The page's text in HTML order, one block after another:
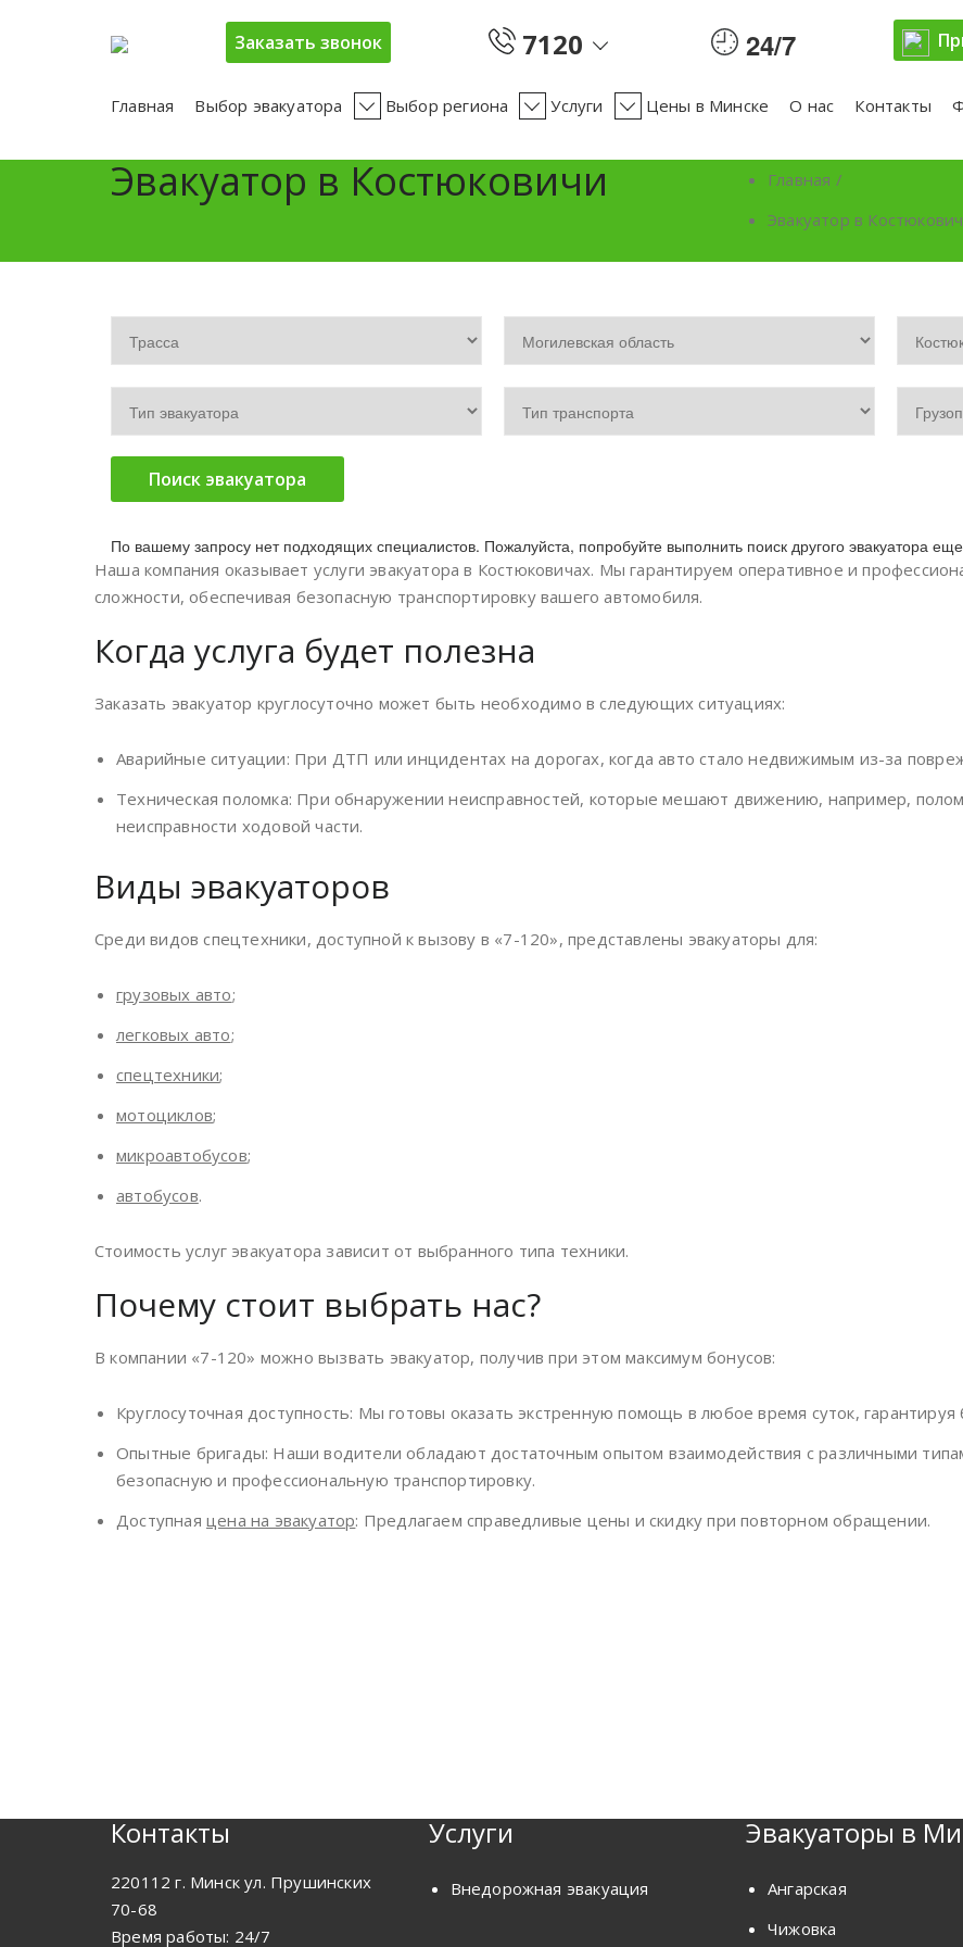
Заказать звонок 7120 24/7
Главная Выбор эвакуатора Выбор региона Услуги Цены в Минске О нас Контакты
Эвакуатор в Костюковичи Главная /
Эвакуатор в
Поиск эвакуатора
По вашему запросу нет подходящих специалистов. Пожалуйста, попробуйте выполнить поиск другого эвакуатора
Наша компания оказывает услуги эвакуатора в Костюковичах. Мы гарантируем оперативное и
сложности, обеспечивая безопасную транспортировку вашего автомобиля.
Когда услуга будет полезна
Заказать эвакуатор круглосуточно может быть необходимо в следующих ситуациях:
Аварийные ситуации: При ДТП или инцидентах на дорогах, когда авто стало недвижимым из-за
Техническая поломка: При обнаружении неисправностей, которые мешают движению, например,
неисправности ходовой части.
Виды эвакуаторов
Среди видов спецтехники, доступной к вызову в «7-120», представлены эвакуаторы для:
грузовых авто;
легковых авто;
спецтехники;
мотоциклов;
микроавтобусов;
автобусов.
Стоимость услуг эвакуатора зависит от выбранного типа техники.
Почему стоит выбрать нас?
В компании «7-120» можно вызвать эвакуатор, получив при этом максимум бонусов:
Круглосуточная доступность: Мы готовы оказать экстренную помощь в любое время суток,
Опытные бригады: Наши водители обладают достаточным опытом взаимодействия с различными
безопасную и профессиональную транспортировку.
Доступная цена на эвакуатор: Предлагаем справедливые цены и скидку при повторном обращении.
Контакты
220112 г. Минск ул. Прушинских
70-68
Время работы: 24/7
Услуги
Внедорожная эвакуация
Эвакуаторы в
Ангарская
Чижовка